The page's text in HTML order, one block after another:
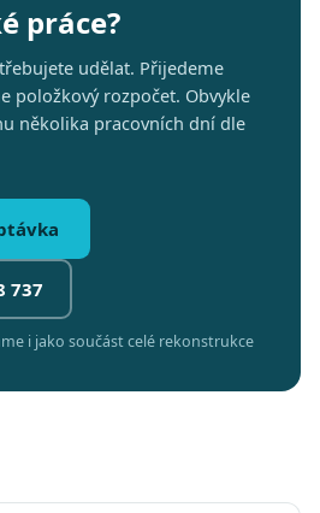
práce?
udělat. Přijedeme
položkový rozpočet. Obvykle
několika pracovních dní dle
737
i jako součást celé rekonstrukce